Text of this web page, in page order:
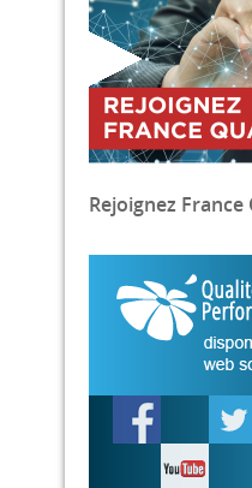
Rejoignez France